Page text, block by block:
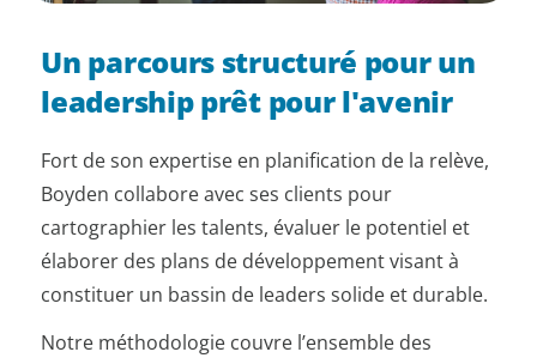
Un parcours structuré pour un
leadership prêt pour l'avenir
Fort de son expertise en planification de la relève,
Boyden collabore avec ses clients pour
cartographier les talents, évaluer le potentiel et
élaborer des plans de développement visant à
constituer un bassin de leaders solide et durable.
Notre méthodologie couvre l’ensemble des